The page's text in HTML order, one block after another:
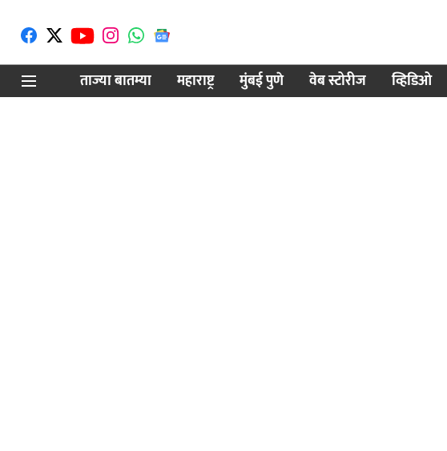
ताज्या बातम्या
महाराष्ट्र मुंबई पुणे वेब स्टोरीज व्हिडिओ